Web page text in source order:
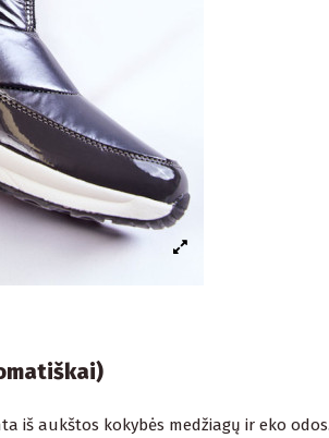
iš aukštos kokybės medžiagų ir eko